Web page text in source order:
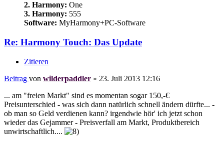
2. Harmony: One
3. Harmony: 555
Software: MyHarmony+PC-Software
Re: Harmony Touch: Das Update
Zitieren
Beitrag von wilderpaddler » 23. Juli 2013 12:16
... am "freien Markt" sind es momentan sogar 150,-€
Preisunterschied - was sich dann natürlich schnell ändern dürfte... -
ob man so Geld verdienen kann? irgendwie hör' ich jetzt schon
wieder das Gejammer - Preisverfall am Markt, Produktbereich
unwirtschaftlich....